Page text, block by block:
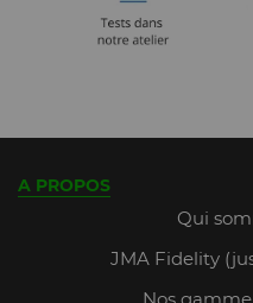
A PROPOS
Qui
JMA Fidelity